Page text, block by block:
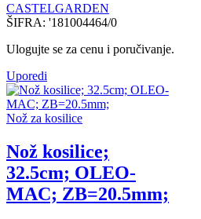
CASTELGARDEN
ŠIFRA: '181004464/0
Ulogujte se za cenu i poručivanje.
Uporedi
Nož za kosilice
Nož kosilice;
32.5cm; OLEO-
MAC; ZB=20.5mm;